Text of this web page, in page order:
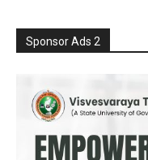
Sponsor Ads 2